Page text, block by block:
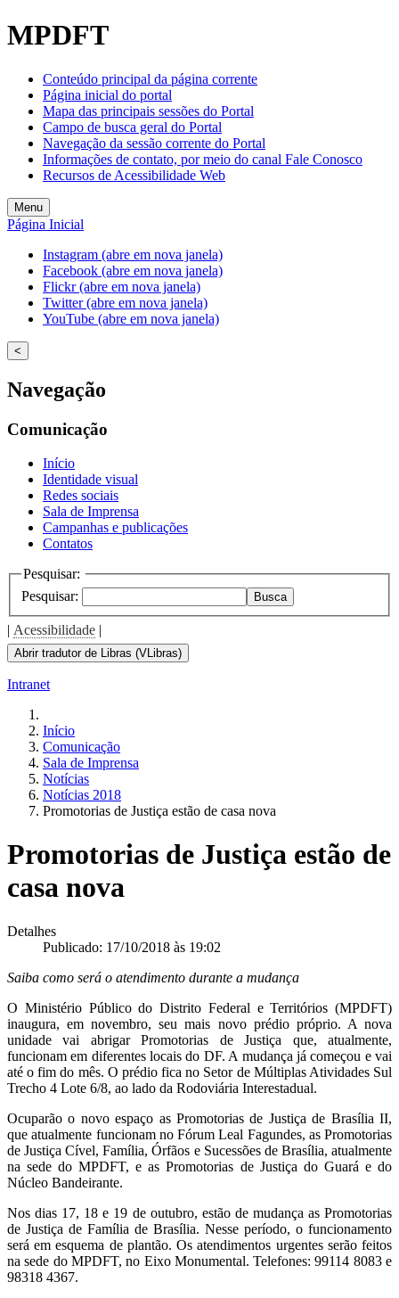
Welcome
to
One
Accessibility
screen
reader.
start
All
in
One
Accessibility
screen
reader,
press
"Ctrl
/".
This
shortcut
activates
screen
help
navigate
interact
the
content.
MPDFT
Conteúdo principal da página corrente
Página inicial do portal
Mapa das principais sessões do Portal
Campo de busca geral do Portal
Navegação da sessão corrente do Portal
Informações de contato, por meio do canal Fale Conosco
Recursos de Acessibilidade Web
Menu
Página Inicial
Instagram (abre em nova janela)
Facebook (abre em nova janela)
Flickr (abre em nova janela)
Twitter (abre em nova janela)
YouTube (abre em nova janela)
<
Navegação
Comunicação
Início
Identidade visual
Redes sociais
Sala de Imprensa
Campanhas e publicações
Contatos
Pesquisar:
Pesquisar:
Busca
| Acessibilidade |
Abrir tradutor de Libras (VLibras)
Intranet
Início
Comunicação
Sala de Imprensa
Notícias
Notícias 2018
Promotorias de Justiça estão de casa nova
Promotorias de Justiça estão de
casa nova
Detalhes
Publicado: 17/10/2018 às 19:02
Saiba como será o atendimento durante a mudança
O Ministério Público do Distrito Federal e Territórios (MPDFT)
inaugura, em novembro, seu mais novo prédio próprio. A nova
unidade vai abrigar Promotorias de Justiça que, atualmente,
funcionam em diferentes locais do DF. A mudança já começou e vai
até o fim do mês. O prédio fica no Setor de Múltiplas Atividades Sul
Trecho 4 Lote 6/8, ao lado da Rodoviária Interestadual.
Ocuparão o novo espaço as Promotorias de Justiça de Brasília II,
que atualmente funcionam no Fórum Leal Fagundes, as Promotorias
de Justiça Cível, Família, Órfãos e Sucessões de Brasília, atualmente
na sede do MPDFT, e as Promotorias de Justiça do Guará e do
Núcleo Bandeirante.
Nos dias 17, 18 e 19 de outubro, estão de mudança as Promotorias
de Justiça de Família de Brasília. Nesse período, o funcionamento
será em esquema de plantão. Os atendimentos urgentes serão feitos
na sede do MPDFT, no Eixo Monumental. Telefones: 99114 8083 e
98318 4367.